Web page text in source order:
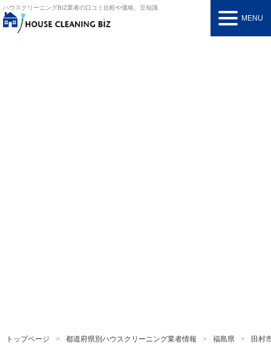
ハウスクリーニングBIZ業者の口コミ比較や価格、豆知識
MENU
トップページ 都道府県別ハウスクリーニング業者情報 福島県 田村